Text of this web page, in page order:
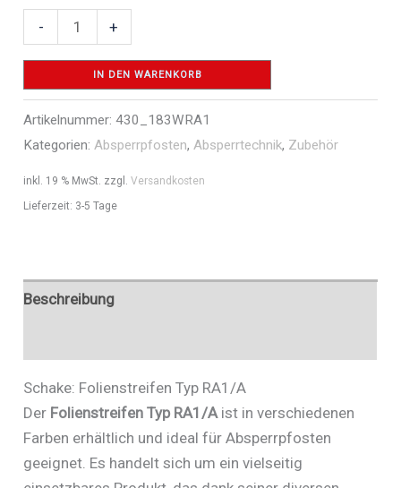
-
Folienstreifen
Typ
-
Art.Nr.
430_183WRA1
+
IN DEN WARENKORB
Artikelnummer:430_183WRA1
Kategorien:Absperrpfosten,Absperrtechnik, Zubehör
inkl. 19 % MwSt. zzgl.Versandkosten
Lieferzeit: 3-5 Tage
Beschreibung
Schake: Folienstreifen Typ RA1/A
Der Folienstreifen Typ RA1/A ist in verschiedenen
Farben erhältlich und ideal für Absperrpfosten
geeignet. Es handelt sich um ein vielseitig